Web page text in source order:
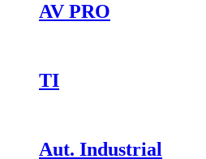
AV PRO
TI
Aut. Industrial